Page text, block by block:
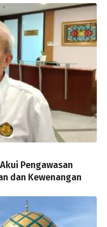
Pengawasan
dan Kewenangan